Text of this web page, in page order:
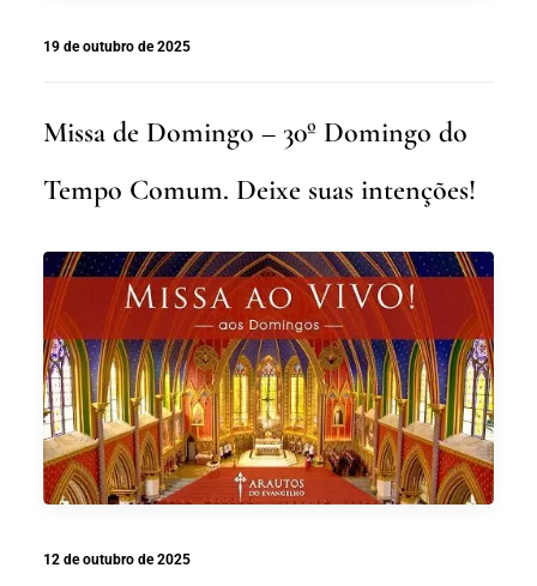
19 de outubro de 2025
Missa de Domingo – 30º Domingo do
Tempo Comum. Deixe suas intenções!
12 de outubro de 2025